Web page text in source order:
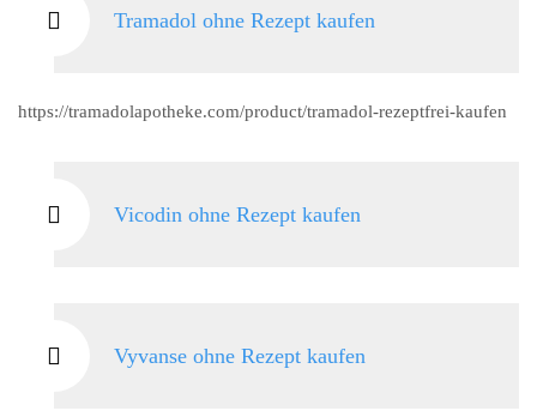
Tramadol ohne Rezept kaufen
https://tramadolapotheke.com/product/tramadol-rezeptfrei-kaufen
Vicodin ohne Rezept kaufen
Vyvanse ohne Rezept kaufen